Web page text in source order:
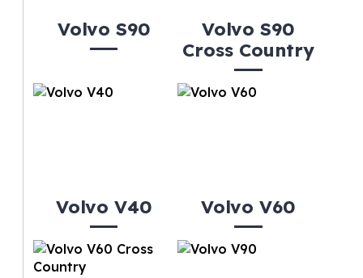
Volvo S90
Volvo S90
Cross Country
Volvo V40 Volvo V60